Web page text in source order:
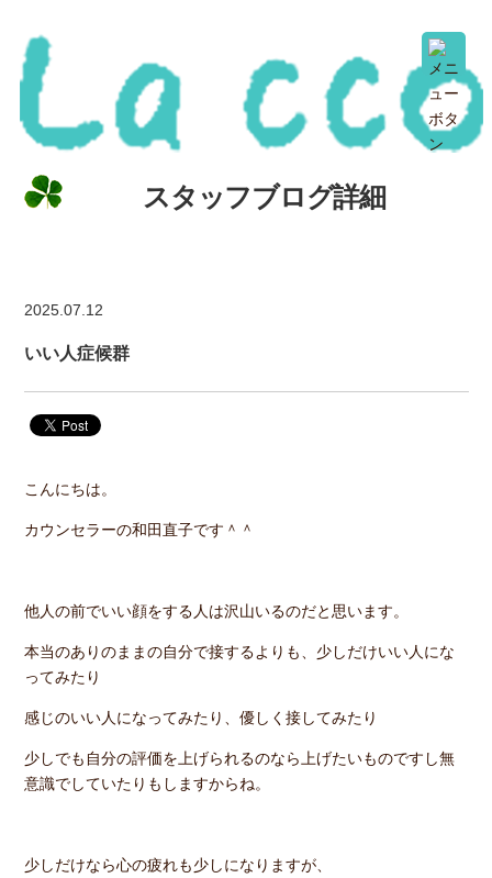
スタッフブログ詳細
2025.07.12
いい人症候群
こんにちは。
カウンセラーの和田直子です＾＾
他人の前でいい顔をする人は沢山いるのだと思います。
本当のありのままの自分で接するよりも、少しだけいい人にな
ってみたり
感じのいい人になってみたり、優しく接してみたり
少しでも自分の評価を上げられるのなら上げたいものですし無
意識でしていたりもしますからね。
少しだけなら心の疲れも少しになりますが、